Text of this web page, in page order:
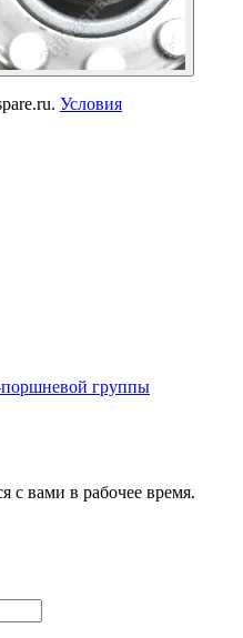
Условия
поршневой группы
с вами в рабочее время.